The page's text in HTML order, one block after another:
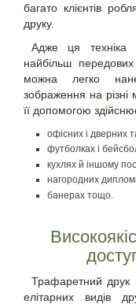
багато клієнтів
друку.
Адже ця техніка
найбільш
можна легко
зображення на різні
її допомогою
офісних і дверних
футболках і
кухлях й іншому
нагородних
банерах тощо.
Трафаретний друк
елітарних видів